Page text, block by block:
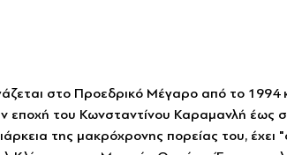
στο Προεδρικό Μέγαρο από το 1994
εποχή του Κωνσταντίνου Καραμανλή έως
της μακρόχρονης πορείας του, έχει